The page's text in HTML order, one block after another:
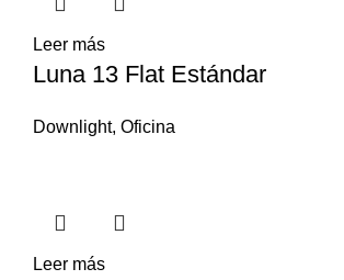
Leer más
Luna 13 Flat Estándar
Downlight, Oficina
Leer más